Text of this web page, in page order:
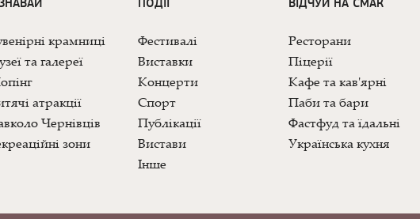
крамниці
та галереї
атракції
Чернівців
зони
ПОДІЇ
Фестивалі
Виставки
Концерти
Спорт
Публікації
Вистави
Інше
ВІДЧУЙ НА СМАК
Ресторани
Піцерії
Кафе та кав'ярні
Паби та бари
Фастфуд та їдальні
Українська кухня